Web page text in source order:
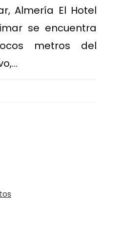
Almería El Hotel
se encuentra
metros del